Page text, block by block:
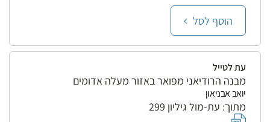
הוסף לסל
עת לטייל
מבנה הרודיאני מפואר באזור מעלה אדומים
יואב אבניאון
מתוך: עת-מול גיליון 299